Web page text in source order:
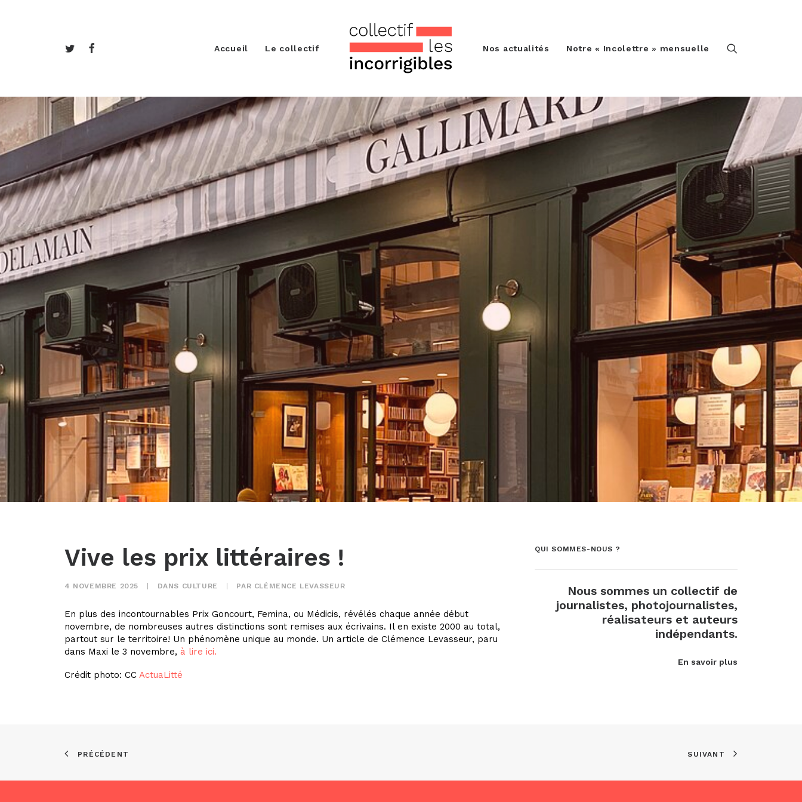
Accueil Le collectif Nos actualités Notre « Incolettre » mensuelle
Vive les prix littéraires !
4 NOVEMBRE 2025 DANS CULTURE PAR CLÉMENCE LEVASSEUR
En plus des incontournables Prix Goncourt, Femina, ou Médicis, révélés chaque année début
novembre, de nombreuses autres distinctions sont remises aux écrivains. Il en existe 2000 au total,
partout sur le territoire! Un phénomène unique au monde. Un article de Clémence Levasseur, paru
dans Maxi le 3 novembre, à lire ici.
Crédit photo: CC ActuaLitté
QUI SOMMES-NOUS ?
Nous sommes un collectif de
journalistes, photojournalistes,
réalisateurs et auteurs
indépendants.
En savoir plus
PRÉCÉDENT SUIVANT